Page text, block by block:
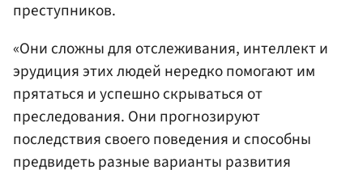
преступников.
«Они сложны для отслеживания, интеллект и
эрудиция этих людей нередко помогают им
прятаться и успешно скрываться от
преследования. Они прогнозируют
последствия своего поведения и способны
предвидеть разные варианты развития